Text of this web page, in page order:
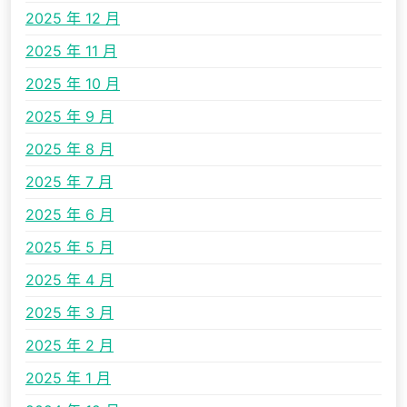
2025 年 12 月
2025 年 11 月
2025 年 10 月
2025 年 9 月
2025 年 8 月
2025 年 7 月
2025 年 6 月
2025 年 5 月
2025 年 4 月
2025 年 3 月
2025 年 2 月
2025 年 1 月